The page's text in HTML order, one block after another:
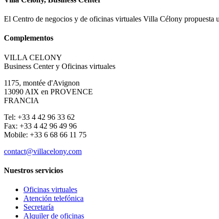
El Centro de negocios y de oficinas virtuales Villa Célony propuesta
Complementos
VILLA CELONY
Business Center y Oficinas virtuales
1175, montée d'Avignon
13090 AIX en PROVENCE
FRANCIA
Tel: +33 4 42 96 33 62
Fax: +33 4 42 96 49 96
Mobile: +33 6 68 66 11 75
contact@villacelony.com
Nuestros servicios
Oficinas virtuales
Atención telefónica
Secretaría
Alquiler de oficinas